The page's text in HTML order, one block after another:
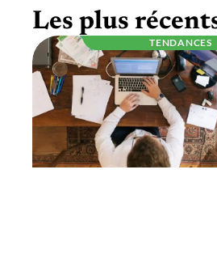
Les plus
TENDANCES